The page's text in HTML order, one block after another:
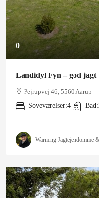
0
Landidyl Fyn – god jagt
Pejrupvej 46, 5560 Aarup
Soveværelser:4 Bad:
Warming Jagtejendomme